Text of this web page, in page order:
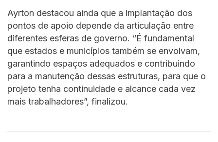
Ayrton destacou ainda que a implantação dos
pontos de apoio depende da articulação entre
diferentes esferas de governo. “É fundamental
que estados e municípios também se envolvam,
garantindo espaços adequados e contribuindo
para a manutenção dessas estruturas, para que o
projeto tenha continuidade e alcance cada vez
mais trabalhadores”, finalizou.